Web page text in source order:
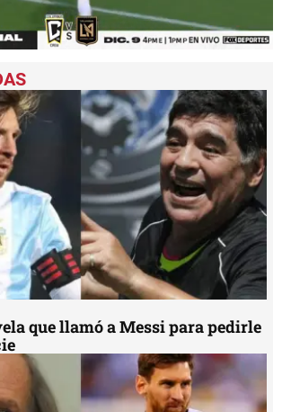
que llamó a Messi para pedirle